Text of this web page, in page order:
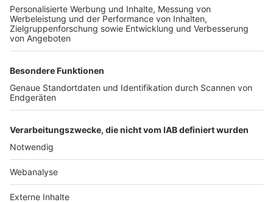
TOP-PARTNER
Nutzungsbedingungen Datenschutz Impressum